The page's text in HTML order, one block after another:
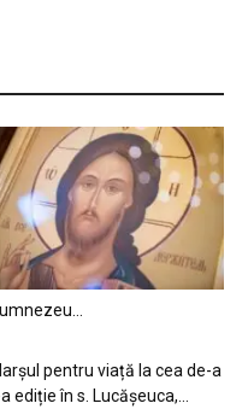
pentru viață la cea de-a
a ediție în s. Lucășeuca,...